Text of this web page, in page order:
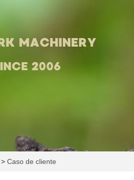
> Caso de cliente